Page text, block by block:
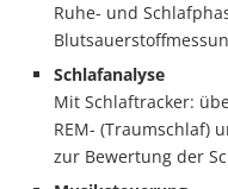
Ruhe- und
Schlafanalyse
Mit Schlaftracker:
REM- (Traumschlaf)
zur Bewertung der